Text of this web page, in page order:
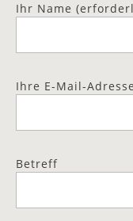
Ihr Name
Ihre E-Mail-
Betreff